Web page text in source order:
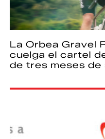
La Orbea Gravel
cuelga el cartel
de tres meses